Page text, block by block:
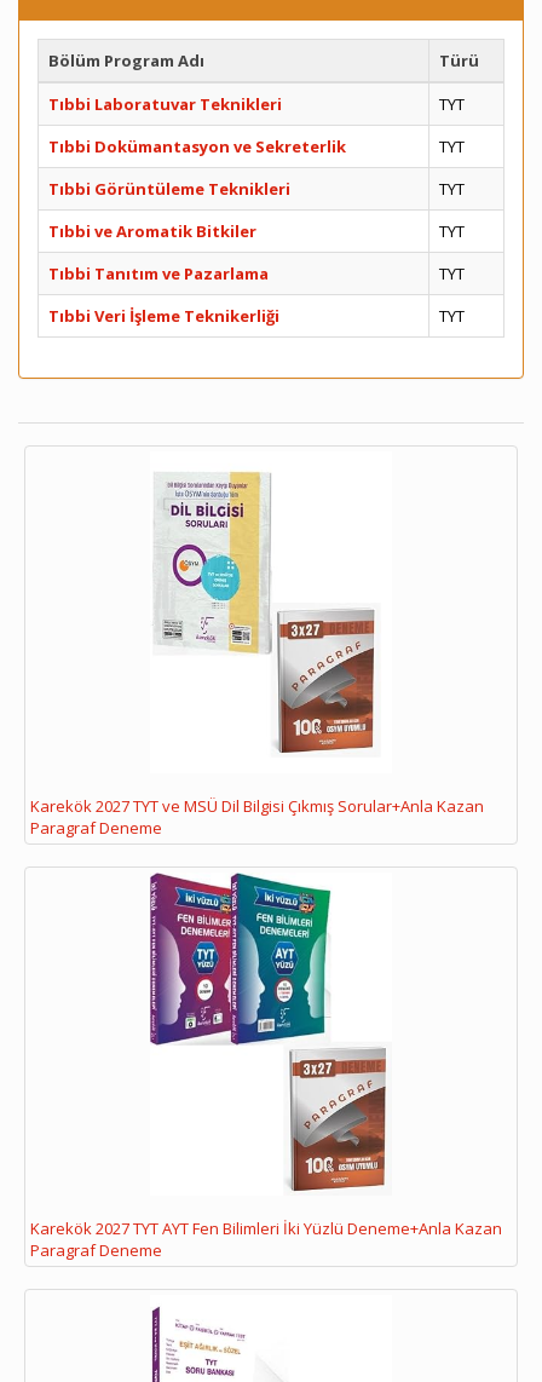
Bölüm Program Adı
Türü
Tıbbi Laboratuvar Teknikleri
TYT
Tıbbi Dokümantasyon ve Sekreterlik
TYT
Tıbbi Görüntüleme Teknikleri
TYT
Tıbbi ve Aromatik Bitkiler
TYT
Tıbbi Tanıtım ve Pazarlama
TYT
Tıbbi Veri İşleme Teknikerliği
TYT
Karekök 2027 TYT ve MSÜ Dil Bilgisi Çıkmış Sorular+Anla Kazan
Paragraf Deneme
Karekök 2027 TYT AYT Fen Bilimleri İki Yüzlü Deneme+Anla Kazan
Paragraf Deneme